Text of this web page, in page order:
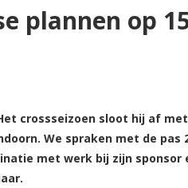
plannen op
crossseizoen sloot hij af
We spraken met de pas
met werk bij zijn sponsor